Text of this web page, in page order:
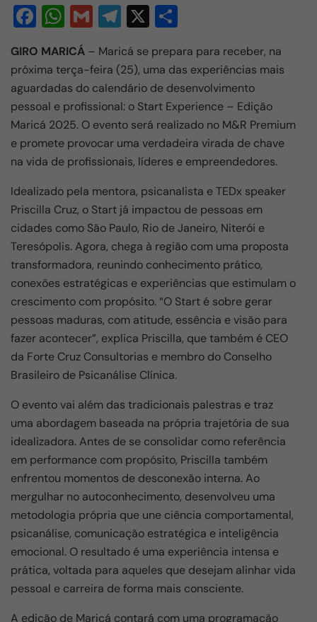
F
c
e
b
o
o
k
W
h
at
s
A
p
p
G
ail
T
el
e
gr
a
m
X
ar
e
GIRO MARICÁ – Maricá se prepara para receber, na
próxima terça-feira (25), uma das experiências mais
aguardadas do calendário de desenvolvimento
pessoal e profissional: o Start Experience – Edição
Maricá 2025. O evento será realizado no M&R Premium
e promete provocar uma verdadeira virada de chave
na vida de profissionais, líderes e empreendedores.
Idealizado pela mentora, psicanalista e TEDx speaker
Priscilla Cruz, o Start já impactou de pessoas em
cidades como São Paulo, Rio de Janeiro, Niterói e
Teresópolis. Agora, chega à região com uma proposta
transformadora, reunindo conhecimento prático,
conexões estratégicas e experiências que estimulam o
crescimento com propósito. “O Start é sobre gerar
pessoas maduras, com atitude, essência e visão para
fazer acontecer”, explica Priscilla, que também é CEO
da Forte Cruz Consultorias e membro do Conselho
Brasileiro de Psicanálise Clínica.
O evento vai além das tradicionais palestras e traz
uma abordagem baseada na própria trajetória de sua
idealizadora. Antes de se consolidar como referência
em performance com propósito, Priscilla também
enfrentou momentos de desconexão interna. Ao
mergulhar no autoconhecimento, desenvolveu uma
metodologia própria que une ciência comportamental,
psicanálise, comunicação estratégica e inteligência
emocional. O resultado é uma experiência intensa e
prática, voltada para aqueles que desejam alinhar vida
pessoal e carreira de forma mais consciente.
A edição de Maricá contará com uma programação